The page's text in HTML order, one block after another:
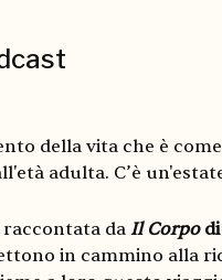
della vita che è
adulta. C’è
raccontata daIl Corpodi
in cammino alla